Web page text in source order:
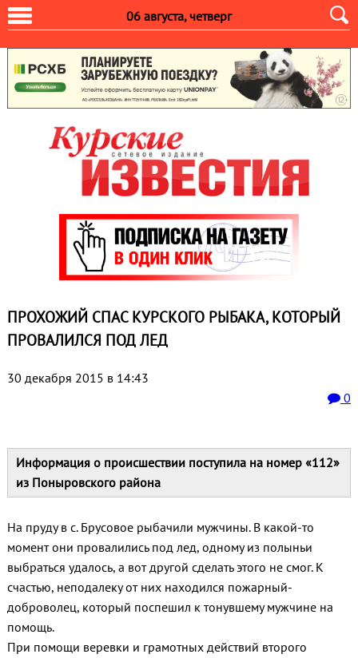
06 августа, четверг
ПРОХОЖИЙ СПАС КУРСКОГО РЫБАКА, КОТОРЫЙ
ПРОВАЛИЛСЯ ПОД ЛЕД
30 декабря 2015 в 14:43
0
Информация о происшествии поступила на номер «112»
из Поныровского района
На пруду в с. Брусовое рыбачили мужчины. В какой-то
момент они провалились под лед, одному из полыньи
выбраться удалось, а вот другой сделать этого не смог. К
счастью, неподалеку от них находился пожарный-
доброволец, который поспешил к тонувшему мужчине на
помощь.
При помощи веревки и грамотных действий второго